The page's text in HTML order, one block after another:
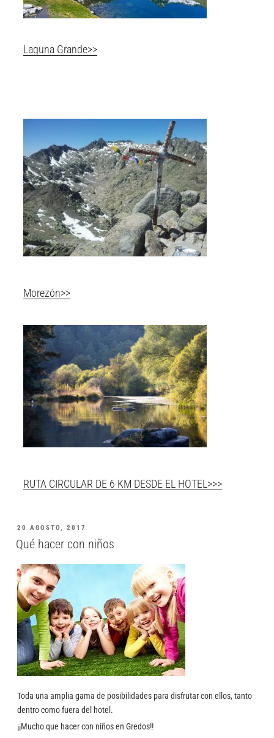
Laguna Grande>>
Morezón>>
RUTA CIRCULAR DE 6 KM DESDE EL HOTEL>>>
20 AGOSTO, 2017
Qué hacer con niños
Toda una amplia gama de posibilidades para disfrutar con ellos, tanto
dentro como fuera del hotel.
¡¡Mucho que hacer con niños en Gredos!!